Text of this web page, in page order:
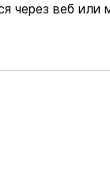
через веб или